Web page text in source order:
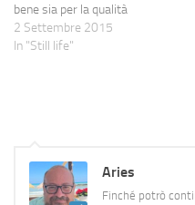
bene sia per la qualità
intrinseca che per
l'assistenza.Però, proprio
2 Settembre 2015
In "Still life"
Aries
Finché potrò